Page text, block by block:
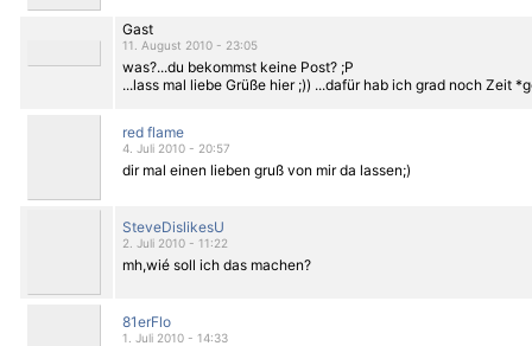
Gast
11. August 2010 - 23:05
was?...du bekommst keine Post? ;P
...lass mal liebe Grüße hier ;)) ...dafür hab ich grad noch Zeit
red flame
4. Juli 2010 - 20:57
dir mal einen lieben gruß von mir da lassen;)
SteveDislikesU
2. Juli 2010 - 11:22
mh,wié soll ich das machen?
81erFlo
1. Juli 2010 - 14:33